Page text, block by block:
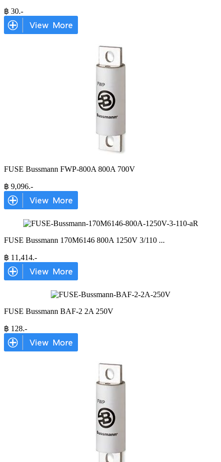
฿ 30.-
FUSE Bussmann FWP-800A 800A 700V
฿ 9,096.-
FUSE Bussmann 170M6146 800A 1250V 3/110 ...
฿ 11,414.-
FUSE Bussmann BAF-2 2A 250V
฿ 128.-